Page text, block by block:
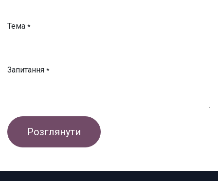
Тема *
Запитання *
Розглянути